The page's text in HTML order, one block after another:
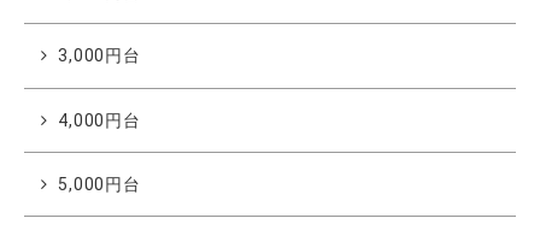
3,000円台
4,000円台
5,000円台